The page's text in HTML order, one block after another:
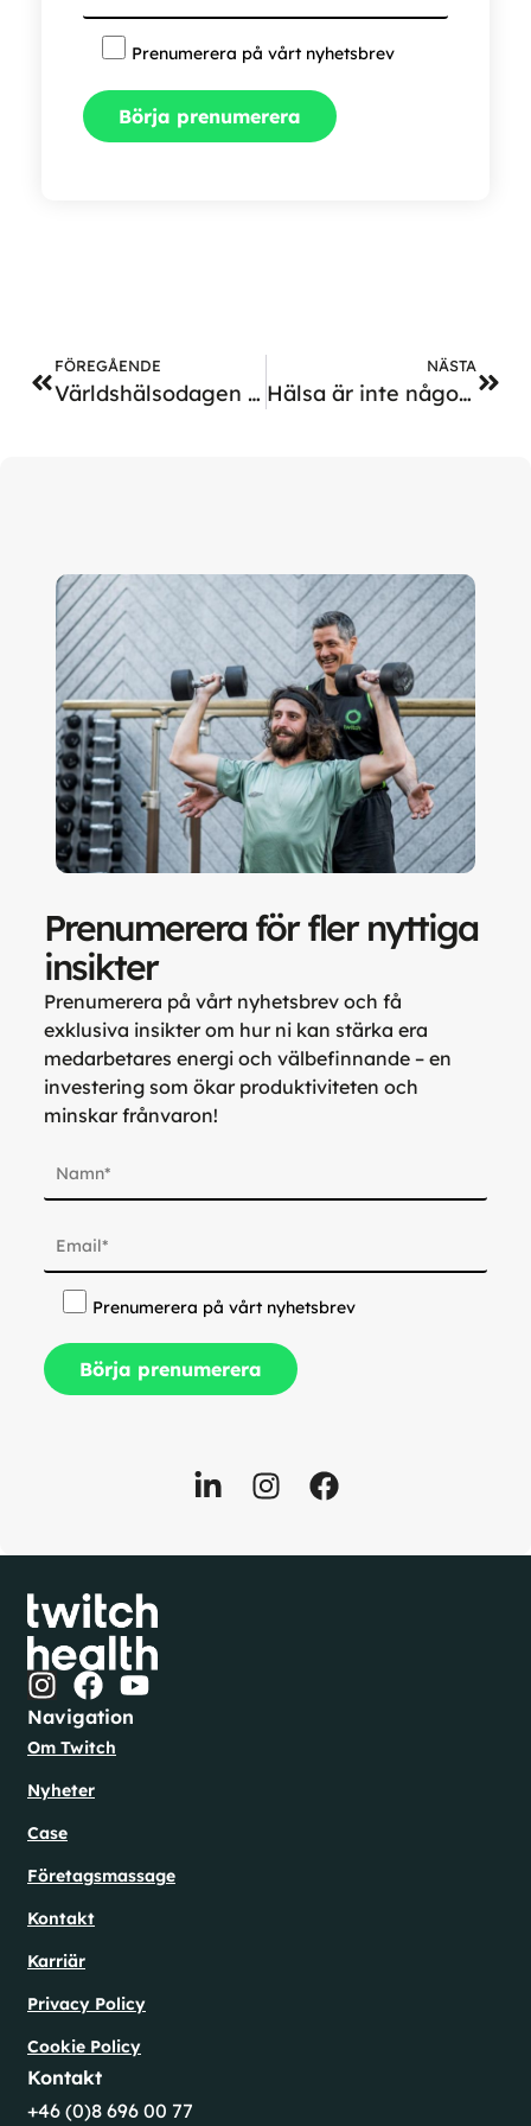
Prenumerera på vårt nyhetsbrev
FÖREGÅENDE
Världshälsodagen 2025: Fokus på mödra- och nyföddas hälsa
NÄSTA
Hälsa är inte något du bockar av – det är något du bygger
Prenumerera för fler nyttiga
insikter
Prenumerera på vårt nyhetsbrev och få
exklusiva insikter om hur ni kan stärka era
medarbetares energi och välbefinnande – en
investering som ökar produktiviteten och
minskar frånvaron!
Prenumerera på vårt nyhetsbrev
Navigation
Om Twitch
Nyheter
Case
Företagsmassage
Kontakt
Karriär
Privacy Policy
Cookie Policy
Kontakt
+46 (0)8 696 00 77